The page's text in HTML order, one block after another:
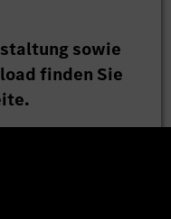
sowie
finden Sie